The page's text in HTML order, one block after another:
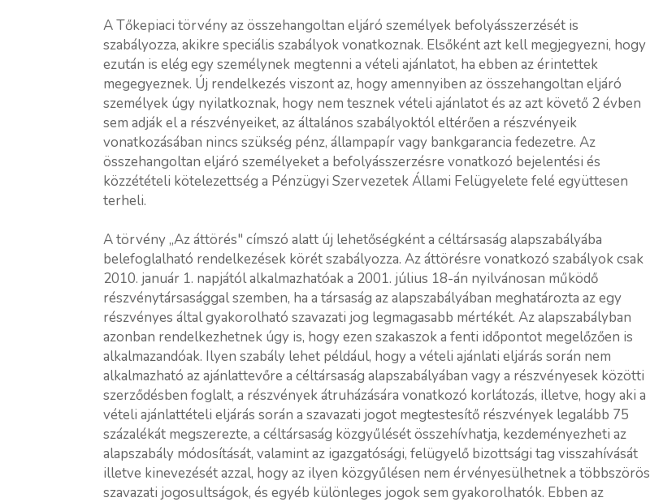
A Tőkepiaci törvény az összehangoltan eljáró személyek befolyásszerzését is
szabályozza, akikre speciális szabályok vonatkoznak. Elsőként azt kell megjegyezni, hogy
ezután is elég egy személynek megtenni a vételi ajánlatot, ha ebben az érintettek
megegyeznek. Új rendelkezés viszont az, hogy amennyiben az összehangoltan eljáró
személyek úgy nyilatkoznak, hogy nem tesznek vételi ajánlatot és az azt követő 2 évben
sem adják el a részvényeiket, az általános szabályoktól eltérően a részvényeik
vonatkozásában nincs szükség pénz, állampapír vagy bankgarancia fedezetre. Az
összehangoltan eljáró személyeket a befolyásszerzésre vonatkozó bejelentési és
közzétételi kötelezettség a Pénzügyi Szervezetek Állami Felügyelete felé együttesen
terheli.
A törvény „Az áttörés" címszó alatt új lehetőségként a céltársaság alapszabályába
belefoglalható rendelkezések körét szabályozza. Az áttörésre vonatkozó szabályok csak
2010. január 1. napjától alkalmazhatóak a 2001. július 18-án nyilvánosan működő
részvénytársasággal szemben, ha a társaság az alapszabályában meghatározta az egy
részvényes által gyakorolható szavazati jog legmagasabb mértékét. Az alapszabályban
azonban rendelkezhetnek úgy is, hogy ezen szakaszok a fenti időpontot megelőzően is
alkalmazandóak. Ilyen szabály lehet például, hogy a vételi ajánlati eljárás során nem
alkalmazható az ajánlattevőre a céltársaság alapszabályában vagy a részvényesek közötti
szerződésben foglalt, a részvények átruházására vonatkozó korlátozás, illetve, hogy aki a
vételi ajánlattételi eljárás során a szavazati jogot megtestesítő részvények legalább 75
százalékát megszerezte, a céltársaság közgyűlését összehívhatja, kezdeményezheti az
alapszabály módosítását, valamint az igazgatósági, felügyelő bizottsági tag visszahívását
illetve kinevezését azzal, hogy az ilyen közgyűlésen nem érvényesülhetnek a többszörös
szavazati jogosultságok, és egyéb különleges jogok sem gyakorolhatók. Ebben az